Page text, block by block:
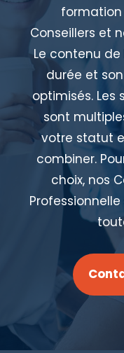
Conseillers et
Le contenu
durée et
optimisés.
sont
votre statut
combiner.
choix, nos